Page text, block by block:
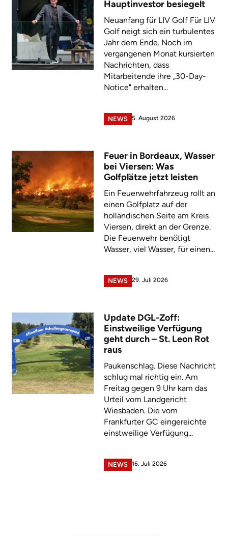
Hauptinvestor besiegelt
Neuanfang für LIV Golf Für LIV
Golf neigt sich ein turbulentes
Jahr dem Ende. Noch im
vergangenen Monat kursierten
Nachrichten, dass
Mitarbeitende ihre „30-Day-
Notice" erhalten...
NEWS 5. August 2026
Feuer in Bordeaux, Wasser
bei Viersen: Was
Golfplätze jetzt leisten
Ein Feuerwehrfahrzeug rollt an
einen Golfplatz auf der
holländischen Seite am Kreis
Viersen, direkt an der Grenze.
Die Feuerwehr benötigt
Wasser, viel Wasser, für einen...
NEWS 29. Juli 2026
Update DGL-Zoff:
Einstweilige Verfügung
geht durch – St. Leon Rot
raus
Paukenschlag. Diese Nachricht
schlug mal richtig ein. Am
Freitag gegen 9 Uhr kam das
Urteil vom Landgericht
Wiesbaden. Die vom
Frankfurter GC eingereichte
einstweilige Verfügung...
NEWS 16. Juli 2026